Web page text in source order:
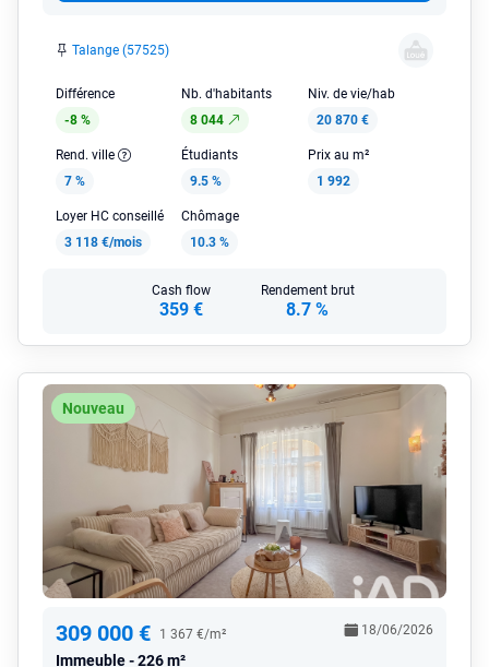
Talange (57525)
Différence
-8 %
Nb. d'habitants
8 044
Niv. de vie/hab
20 870 €
Rend. ville
7 %
Étudiants
9.5 %
Prix au m²
1 992
Loyer HC conseillé
3 118 €/mois
Chômage
10.3 %
Cash flow
359 €
Rendement brut
8.7 %
Nouveau
309 000 € 1 367 €/m²
Immeuble 226 m²
18/06/2026